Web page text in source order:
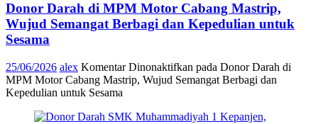
Donor Darah di MPM Motor Cabang Mastrip,
Wujud Semangat Berbagi dan Kepedulian untuk
Sesama
25/06/2026 alex Komentar Dinonaktifkan pada Donor Darah di
MPM Motor Cabang Mastrip, Wujud Semangat Berbagi dan
Kepedulian untuk Sesama